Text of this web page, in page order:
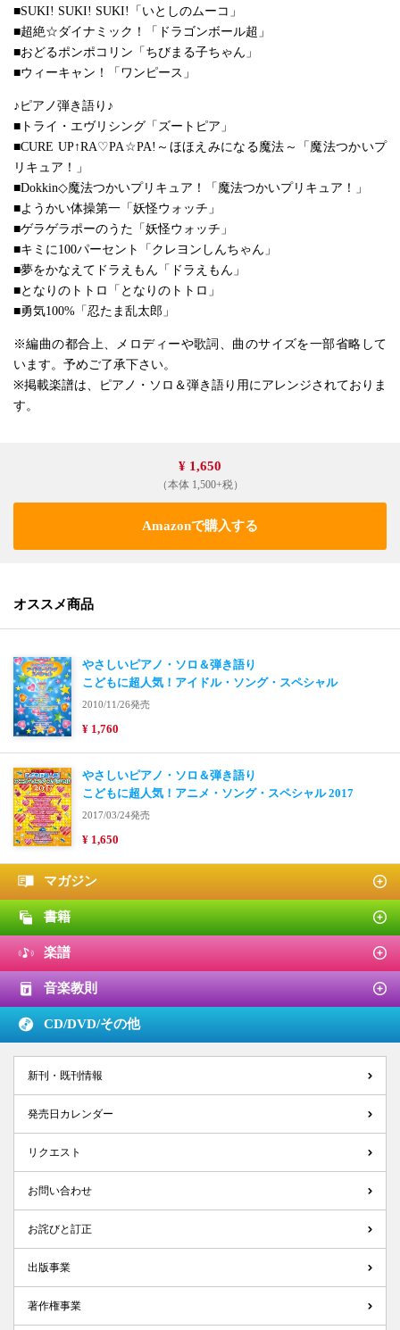
■SUKI! SUKI! SUKI!「いとしのムーコ」
■超絶☆ダイナミック！「ドラゴンボール超」
■おどるポンポコリン「ちびまる子ちゃん」
■ウィーキャン！「ワンピース」
♪ピアノ弾き語り♪
■トライ・エヴリシング「ズートピア」
■CURE UP↑RA♡PA☆PA!～ほほえみになる魔法～「魔法つかいプ
リキュア！」
■Dokkin◇魔法つかいプリキュア！「魔法つかいプリキュア！」
■ようかい体操第一「妖怪ウォッチ」
■ゲラゲラポーのうた「妖怪ウォッチ」
■キミに100パーセント「クレヨンしんちゃん」
■夢をかなえてドラえもん「ドラえもん」
■となりのトトロ「となりのトトロ」
■勇気100%「忍たま乱太郎」
※編曲の都合上、メロディーや歌詞、曲のサイズを一部省略して
います。予めご了承下さい。
※掲載楽譜は、ピアノ・ソロ＆弾き語り用にアレンジされておりま
す。
¥ 1,650
（本体 1,500+税）
Amazonで購入する
オススメ商品
やさしいピアノ・ソロ＆弾き語り
こどもに超人気！アイドル・ソング・スペシャル
2010/11/26発売
¥ 1,760
やさしいピアノ・ソロ＆弾き語り
こどもに超人気！アニメ・ソング・スペシャル 2017
2017/03/24発売
¥ 1,650
マガジン
書籍
楽譜
音楽教則
CD/DVD/その他
新刊・既刊情報
発売日カレンダー
リクエスト
お問い合わせ
お詫びと訂正
出版事業
著作権事業